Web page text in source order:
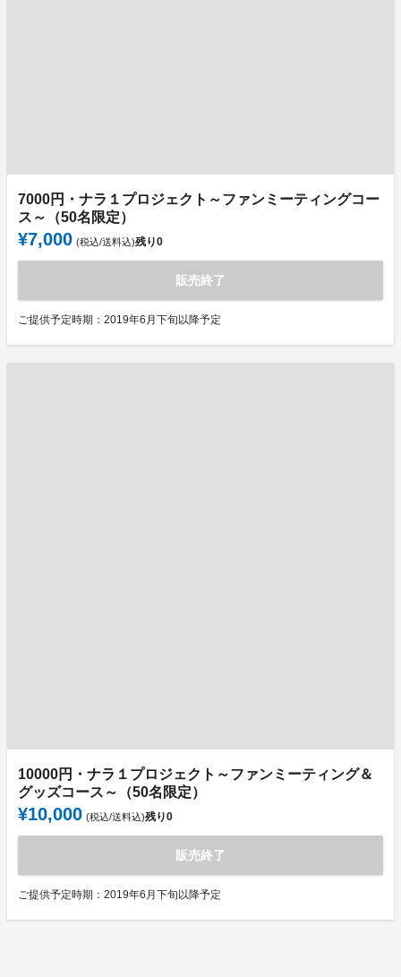
7000円・ナラ１プロジェクト～ファンミーティングコー
ス～（50名限定）
¥7,000 (税込/送料込)残り0
販売終了
ご提供予定時期：2019年6月下旬以降予定
10000円・ナラ１プロジェクト～ファンミーティング＆
グッズコース～（50名限定）
¥10,000 (税込/送料込)残り0
販売終了
ご提供予定時期：2019年6月下旬以降予定